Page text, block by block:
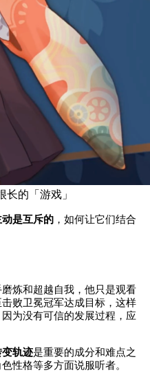
的「游戏」
是互斥的 ，如何让它们结合
炼和超越自我，他只是观看
败卫冕冠军达成目标，这样
为没有可信的发展过程，应
轨迹是重要的成分和难点之
性格等多方面说服听者。